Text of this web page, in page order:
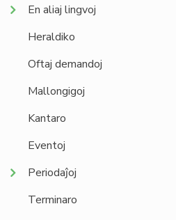
En aliaj lingvoj
Heraldiko
Oftaj demandoj
Mallongigoj
Kantaro
Eventoj
Periodaĵoj
Terminaro